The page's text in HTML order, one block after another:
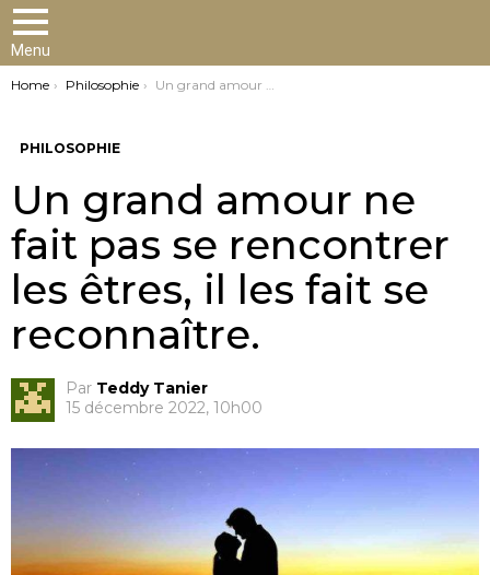
Menu
You are here:
Home Philosophie Un grand amour ne fait pas se rencontrer les êtres, il les fait se reconnaître.
PHILOSOPHIE
Un grand amour ne
fait pas se rencontrer
les êtres, il les fait se
reconnaître.
Par Teddy Tanier
15 décembre 2022, 10h00